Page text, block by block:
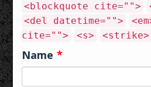
<blockquote cite="">
<del datetime="">
cite="">
<s> <strike>
Name*